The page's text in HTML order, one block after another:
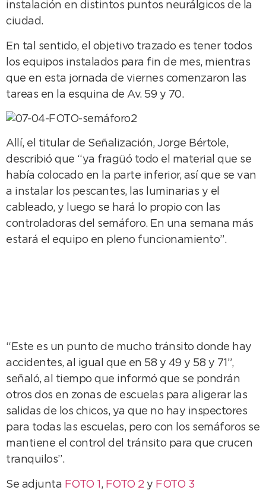
instalación en distintos puntos neurálgicos de la
ciudad.
En tal sentido, el objetivo trazado es tener todos
los equipos instalados para fin de mes, mientras
que en esta jornada de viernes comenzaron las
tareas en la esquina de Av. 59 y 70.
Allí, el titular de Señalización, Jorge Bértole,
describió que “ya fragüó todo el material que se
había colocado en la parte inferior, así que se van
a instalar los pescantes, las luminarias y el
cableado, y luego se hará lo propio con las
controladoras del semáforo. En una semana más
estará el equipo en pleno funcionamiento”.
“Este es un punto de mucho tránsito donde hay
accidentes, al igual que en 58 y 49 y 58 y 71”,
señaló, al tiempo que informó que se pondrán
otros dos en zonas de escuelas para aligerar las
salidas de los chicos, ya que no hay inspectores
para todas las escuelas, pero con los semáforos se
mantiene el control del tránsito para que crucen
tranquilos”.
Se adjunta FOTO 1 , FOTO 2 y FOTO 3